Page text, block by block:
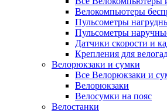
Велокомпьютеры
Пульсометры
Пульсометры
Датчики скорости и
Крепления для
Велорюкзаки и сумки
Все Велорюкзаки и
Велорюкзаки
Велосумки на пояс
Велостанки